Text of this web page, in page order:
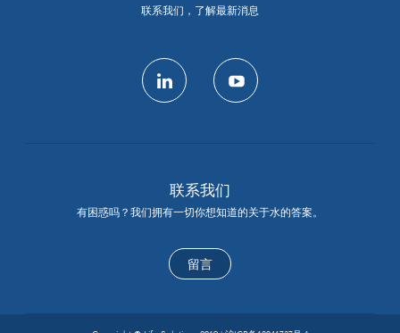
联系我们，了解最新消息
联系我们
有困惑吗？我们拥有一切你想知道的关于水的答案。
留言